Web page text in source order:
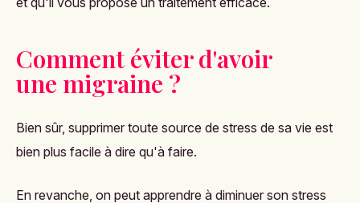
Comment éviter d'avoir
une migraine ?
Bien sûr, supprimer toute source de stress de sa vie est
bien plus facile à dire qu'à faire.
En revanche, on peut apprendre à diminuer son stress